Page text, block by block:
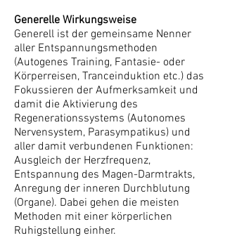
Generelle Wirkungsweise
Generell ist der gemeinsame Nenner
aller Entspannungsmethoden
(Autogenes Training, Fantasie- oder
Körperreisen, Tranceinduktion etc.) das
Fokussieren der Aufmerksamkeit und
damit die Aktivierung des
Regenerationssystems (Autonomes
Nervensystem, Parasympatikus) und
aller damit verbundenen Funktionen:
Ausgleich der Herzfrequenz,
Entspannung des Magen-Darmtrakts,
Anregung der inneren Durchblutung
(Organe). Dabei gehen die meisten
Methoden mit einer körperlichen
Ruhigstellung einher.